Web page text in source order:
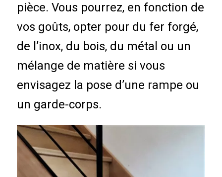
pièce. Vous pourrez, en fonction de
vos goûts, opter pour du fer forgé,
de l’inox, du bois, du métal ou un
mélange de matière si vous
envisagez la pose d’une rampe ou
un garde-corps.